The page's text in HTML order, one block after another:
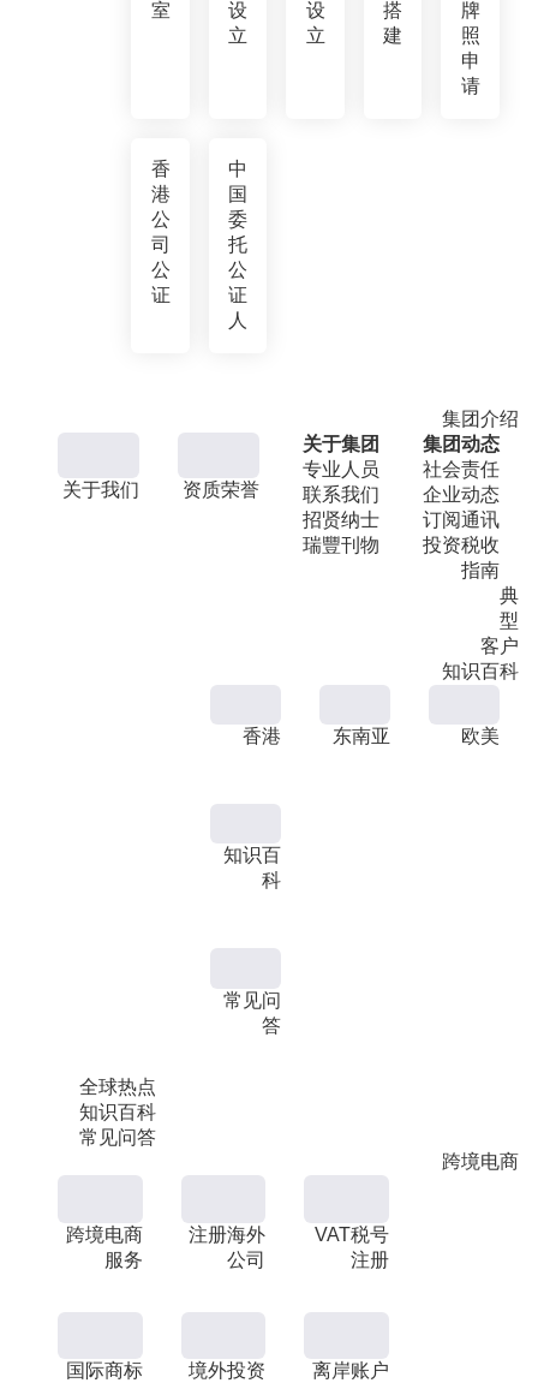
室
设
立
设
立
搭
建
牌
照
申
请
香
港
公
司
公
证
中
国
委
托
公
证
人
集团介绍
关于我们 资质荣誉
关于集团
专业人员
联系我们
招贤纳士
瑞豐刊物
集团动态
社会责任
企业动态
订阅通讯
投资税收
指南
典
型
客户
知识百科
全球热点
知识百科
常见问答
香港 东南亚 欧美
知识百
科
常见问
答
跨境电商
跨境电商
服务
注册海外
公司
VAT税号
注册
国际商标
境外投资
离岸账户